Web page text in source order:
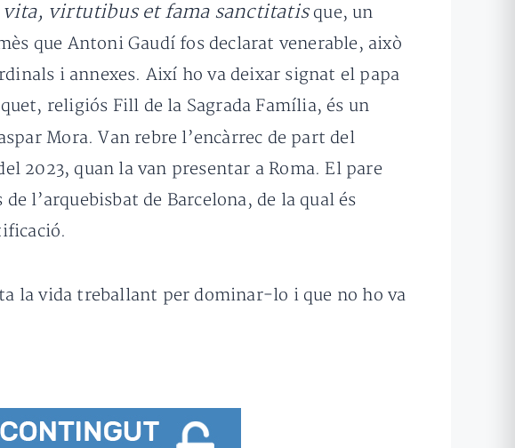
vita, virtutibus et fama sanctitatisque, un
que Antoni Gaudí fos declarat venerable, això
i annexes. Així ho va deixar signat el papa
religiós Fill de la Sagrada Família, és un
Mora. Van rebre l’encàrrec de part del
2023, quan la van presentar a Roma. El pare
l’arquebisbat de Barcelona, de la qual és
la vida treballant per dominar-lo i que no ho va